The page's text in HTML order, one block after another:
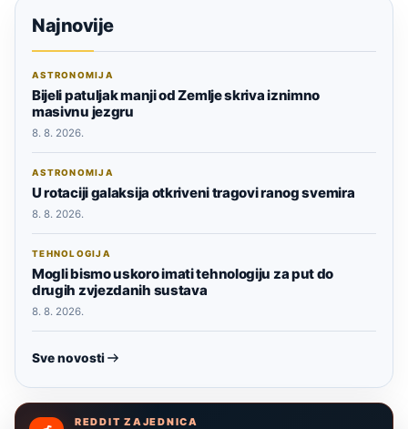
Najnovije
ASTRONOMIJA
Bijeli patuljak manji od Zemlje skriva iznimno
masivnu jezgru
8. 8. 2026.
ASTRONOMIJA
U rotaciji galaksija otkriveni tragovi ranog svemira
8. 8. 2026.
TEHNOLOGIJA
Mogli bismo uskoro imati tehnologiju za put do
drugih zvjezdanih sustava
8. 8. 2026.
Sve novosti
REDDIT ZAJEDNICA